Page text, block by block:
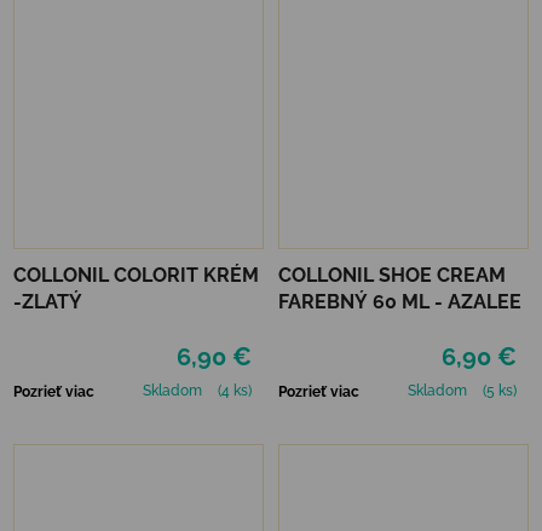
COLLONIL COLORIT KRÉM
-ZLATÝ
6,90 €
Pozrieť viac Skladom (4 ks)
COLLONIL SHOE CREAM
FAREBNÝ 60 ML - AZALEE
6,90 €
Pozrieť viac Skladom (5 ks)